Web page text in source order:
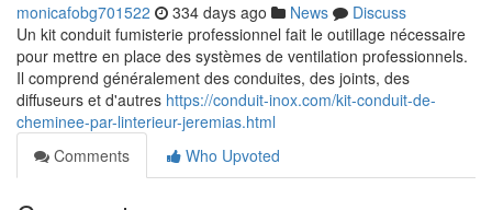
monicafobg701522 334 days ago News
Discuss
Un kit conduit fumisterie professionnel fait le outillage nécessaire
pour mettre en place des systèmes de ventilation professionnels.
Il comprend généralement des conduites, des joints, des
diffuseurs et d'autres https://conduit-inox.com/kit-conduit-de-
cheminee-par-linterieur-jeremias.html
Comments
Who Upvoted